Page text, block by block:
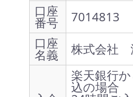
口座
番号
7014813
口座
名義 株式会社
楽天銀行
込の場合